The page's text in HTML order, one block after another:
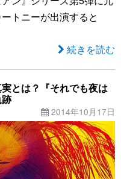
トニーが出演すると
続きを読む
とは？『それでも夜は
2014年10月17日